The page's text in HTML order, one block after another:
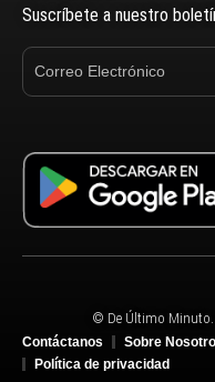
Suscríbete a nuestro
© De Último Minuto.
Contáctanos
Sobre
Política de privacidad